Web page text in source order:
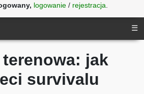
logowanie/ rejestracja
☰
jak
survivalu